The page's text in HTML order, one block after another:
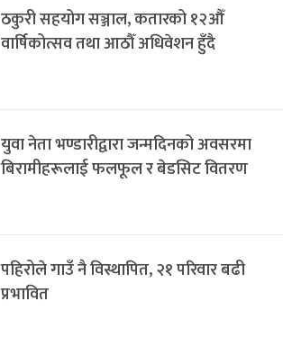
ठकुरी सहयोग सञ्जाल, कतारको १२औँ
वार्षिकोत्सव तथा आठौँ अधिवेशन हुँदै
युवा नेता भण्डारीद्वारा जन्मदिनको अवसरमा
बिरामीहरूलाई फलफूल र बेडसिट वितरण
पहिरोले गाउँ नै विस्थापित, २१ परिवार बढी
प्रभावित